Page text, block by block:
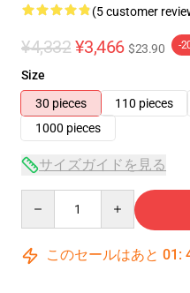
(5 customer
¥4,332 ¥3,466 $23.90 -
Size
30 pieces
110 pieces
1000 pieces
サイズガイドを見る
このセールはあと 01 :